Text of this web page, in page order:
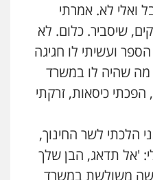
ואלי לא. אמרתי
שיסביר. כלום. לא
ועשיתי לו חגיגה
מה שהיה לו במשרד
כיסאות, זרקתי
הלכתי לשר החינוך,
'אל תדאג, הבן שלך
משולשת במשרד